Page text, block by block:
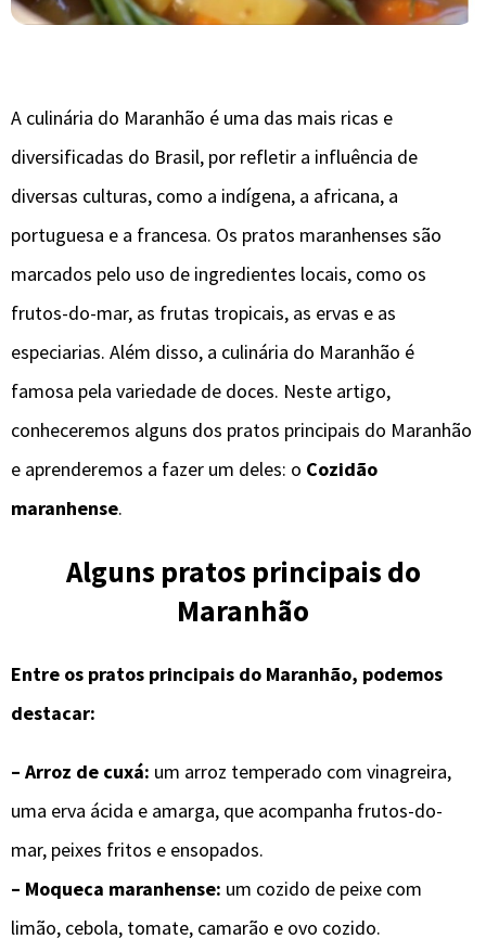
A culinária do Maranhão é uma das mais ricas e
diversificadas do Brasil, por refletir a influência de
diversas culturas, como a indígena, a africana, a
portuguesa e a francesa. Os pratos maranhenses são
marcados pelo uso de ingredientes locais, como os
frutos-do-mar, as frutas tropicais, as ervas e as
especiarias. Além disso, a culinária do Maranhão é
famosa pela variedade de doces. Neste artigo,
conheceremos alguns dos pratos principais do Maranhão
e aprenderemos a fazer um deles: o Cozidão
maranhense.
Alguns pratos principais do
Maranhão
Entre os pratos principais do Maranhão, podemos
destacar:
– Arroz de cuxá: um arroz temperado com vinagreira,
uma erva ácida e amarga, que acompanha frutos-do-
mar, peixes fritos e ensopados.
– Moqueca maranhense: um cozido de peixe com
limão, cebola, tomate, camarão e ovo cozido.